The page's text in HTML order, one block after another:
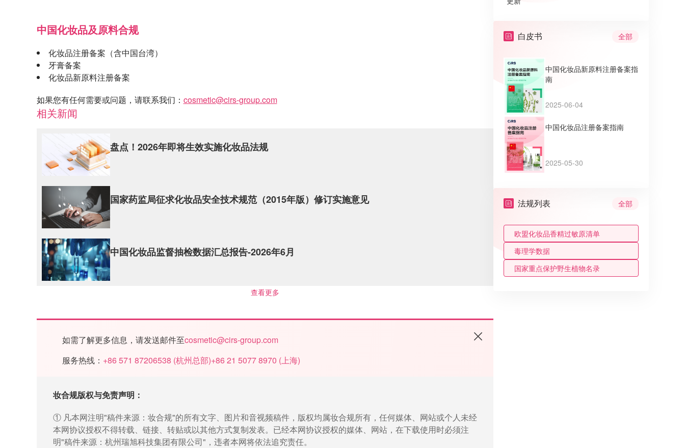
中国化妆品及原料合规
化妆品注册备案（含中国台湾）
牙膏备案
化妆品新原料注册备案
如果您有任何需要或问题，请联系我们： cosmetic@cirs-group.com
相关新闻
盘点！2026年即将生效实施化妆品法规
国家药监局征求化妆品安全技术规范（2015年版）修订实施意见
中国化妆品监督抽检数据汇总报告-2026年6月
查看更多
如需了解更多信息，请发送邮件至cosmetic@cirs-group.com
服务热线： +86 571 87206538 (杭州总部)+86 21 5077 8970 (上海)
妆合规版权与免责声明：
① 凡本网注明"稿件来源：妆合规"的所有文字、图片和音视频稿件，版权均属妆合规所有，任何媒体、网站或个人未经
本网协议授权不得转载、链接、转贴或以其他方式复制发表。已经本网协议授权的媒体、网站，在下载使用时必须注
明"稿件来源：杭州瑞旭科技集团有限公司"，违者本网将依法追究责任。
白皮书 全部
中国化妆品新原料注册备案指
南
2025-06-04
中国化妆品注册备案指南
2025-05-30
法规列表 全部
欧盟化妆品香精过敏原清单
毒理学数据
国家重点保护野生植物名录